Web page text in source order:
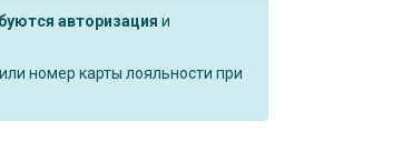
авторизация и
номер карты лояльности при